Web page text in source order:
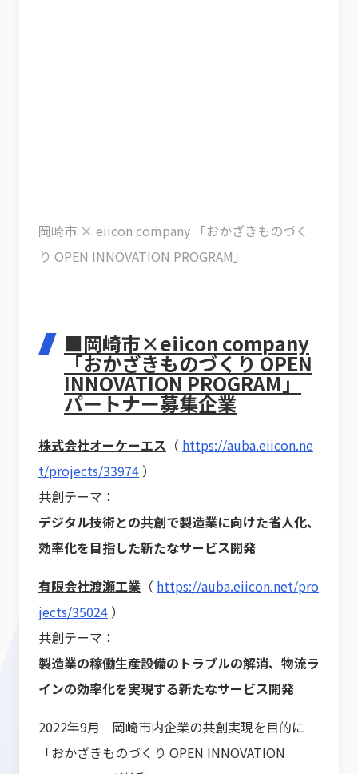
岡崎市 × eiicon company 「おかざきものづく
り OPEN INNOVATION PROGRAM」
■岡崎市×eiicon company
「おかざきものづくり OPEN
INNOVATION PROGRAM」
パートナー募集企業
株式会社オーケーエス （ https://auba.eiicon.ne
t/projects/33974 ）
共創テーマ：
デジタル技術との共創で製造業に向けた省人化、
効率化を目指した新たなサービス開発
有限会社渡瀬工業 （ https://auba.eiicon.net/pro
jects/35024 ）
共創テーマ：
製造業の稼働生産設備のトラブルの解消、物流ラ
インの効率化を実現する新たなサービス開発
2022年9月 岡崎市内企業の共創実現を目的に
「おかざきものづくり OPEN INNOVATION